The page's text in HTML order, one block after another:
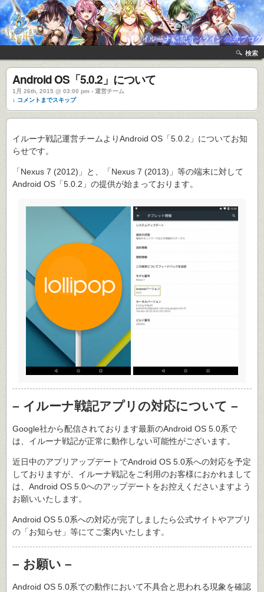
検索
Android OS「5.0.2」について
1月 26th, 2015 @ 03:00 pm › 運営チーム
↓ コメントまでスキップ
イルーナ戦記運営チームよりAndroid OS「5.0.2」についてお知
らせです。
「Nexus 7 (2012)」と、「Nexus 7 (2013)」等の端末に対して
Android OS「5.0.2」の提供が始まっております。
– イルーナ戦記アプリの対応について –
Google社から配信されております最新のAndroid OS 5.0系で
は、イルーナ戦記が正常に動作しない可能性がございます。
近日中のアプリアップデートでAndroid OS 5.0系への対応を予定
しておりますが、イルーナ戦記をご利用のお客様におかれまして
は、Android OS 5.0へのアップデートをお控えくださいますよう
お願いいたします。
Android OS 5.0系への対応が完了しましたら公式サイトやアプリ
の「お知らせ」等にてご案内いたします。
– お願い –
Android OS 5.0系での動作において不具合と思われる現象を確認